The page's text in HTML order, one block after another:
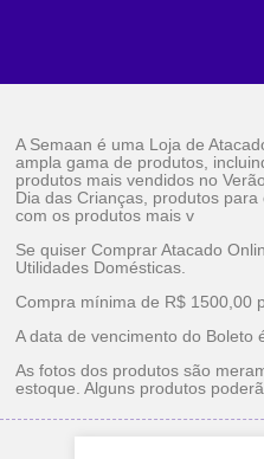
A Semaan é uma Loja de
ampla gama de produtos,
produtos mais vendidos no
Dia das Crianças, produtos
com os produtos mais v
Se quiser Comprar Atacado
Utilidades Domésticas.
Compra mínima de R$ 1500,00
A data de vencimento do Boleto
As fotos dos produtos são
estoque. Alguns produtos